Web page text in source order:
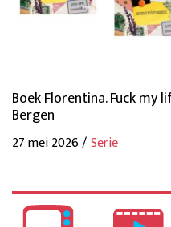
Boek Florentina. Fuck my
Bergen
27 mei 2026 /Serie